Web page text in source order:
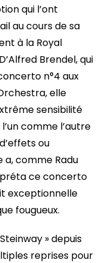
qui l’ont
au cours de sa
à la Royal
Brendel, qui
n°4 aux
elle
sensibilité
comme l’autre
ou
a, comme Radu
ce concerto
exceptionnelle
fougueux.
» depuis
reprises pour